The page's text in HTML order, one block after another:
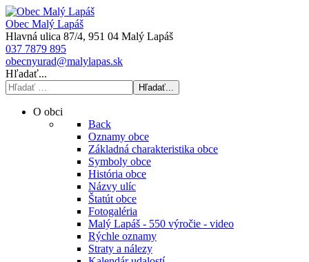
Obec Malý Lapáš
Hlavná ulica 87/4, 951 04 Malý Lapáš
037 7879 895
obecnyurad@malylapas.sk
Hľadať...
Hľadať...
O obci
Back
Oznamy obce
Základná charakteristika obce
Symboly obce
História obce
Názvy ulíc
Štatút obce
Fotogaléria
Malý Lapáš - 550 výročie - video
Rýchle oznamy
Straty a nálezy